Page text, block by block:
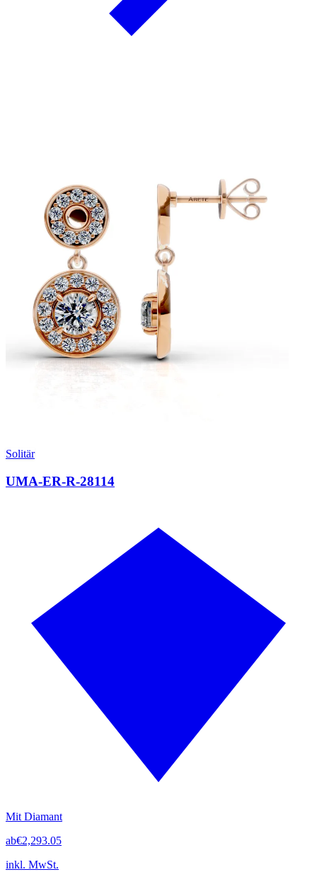
Solitär
UMA-ER-R-28114
Mit Diamant
ab€2,293.05
inkl. MwSt.